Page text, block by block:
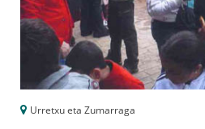
Urretxu eta Zumarraga